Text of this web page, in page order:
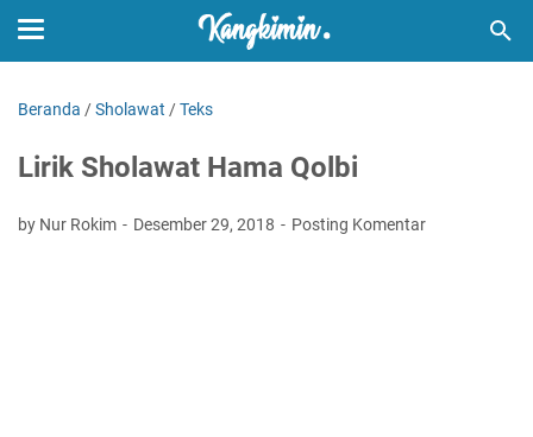
Beranda /Sholawat /Teks
Lirik Sholawat Hama Qolbi
by Nur Rokim Desember 29, 2018 Posting Komentar